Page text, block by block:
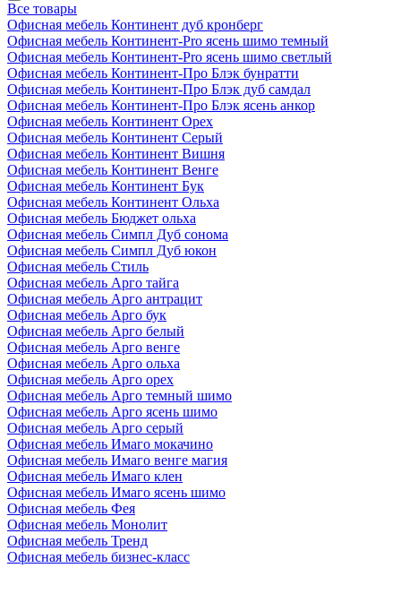
Все товары
Офисная мебель Континент дуб кронберг
Офисная мебель Континент-Pro ясень шимо темный
Офисная мебель Континент-Pro ясень шимо светлый
Офисная мебель Континент-Про Блэк бунратти
Офисная мебель Континент-Про Блэк дуб самдал
Офисная мебель Континент-Про Блэк ясень анкор
Офисная мебель Континент Орех
Офисная мебель Континент Серый
Офисная мебель Континент Вишня
Офисная мебель Континент Венге
Офисная мебель Континент Бук
Офисная мебель Континент Ольха
Офисная мебель Бюджет ольха
Офисная мебель Симпл Дуб сонома
Офисная мебель Симпл Дуб юкон
Офисная мебель Стиль
Офисная мебель Арго тайга
Офисная мебель Арго антрацит
Офисная мебель Арго бук
Офисная мебель Арго белый
Офисная мебель Арго венге
Офисная мебель Арго ольха
Офисная мебель Арго орех
Офисная мебель Арго темный шимо
Офисная мебель Арго ясень шимо
Офисная мебель Арго серый
Офисная мебель Имаго мокачино
Офисная мебель Имаго венге магия
Офисная мебель Имаго клен
Офисная мебель Имаго ясень шимо
Офисная мебель Фея
Офисная мебель Монолит
Офисная мебель Тренд
Офисная мебель бизнес-класс